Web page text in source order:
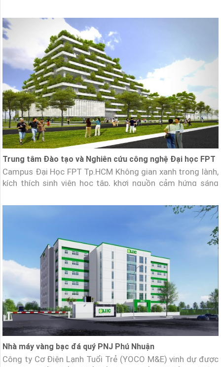
Trung tâm Đào tạo và Nghiên cứu công nghệ Đại học FPT
Campus Đại Học FPT Tp.HCM Không gian xanh trong lành,
kích thích sinh viên học tập, khơi nguồn cảm hứng sáng
hiện đại trong giảng dạy và học tập. Các khu vực giải trí,
Nhà máy vàng bạc đá quý PNJ Phú Nhuận
Công ty Cơ Điện Lạnh Tuổi Trẻ (YOCO M&E) vinh dự được